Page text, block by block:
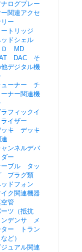
ナログプレー
ー関連アクセ
ー
ートリッジ
ドシェル
Ｄ MD
DAC そ
デジタル機
ューナー チ
ーナー関連機
ラフィックイ
ライザー
ッキ デッキ
ンネルデバ
ダー
ーブル タッ
プラグ類
ッドフォン
イク関連機器
管
ーツ（抵抗
ンデンサ メ
ター トラン
ど）
ジュアル関連